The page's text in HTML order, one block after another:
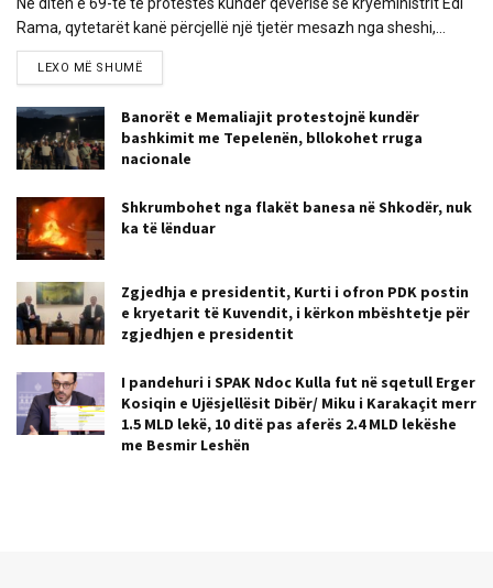
Rama, qytetarët kanë përcjellë një tjetër mesazh nga sheshi,...
LEXO MË SHUMË
Banorët e Memaliajit protestojnë kundër
bashkimit me Tepelenën, bllokohet rruga
nacionale
Shkrumbohet nga flakët banesa në Shkodër, nuk
ka të lënduar
Zgjedhja e presidentit, Kurti i ofron PDK postin
e kryetarit të Kuvendit, i kërkon mbështetje për
zgjedhjen e presidentit
I pandehuri i SPAK Ndoc Kulla fut në sqetull Erger
Kosiqin e Ujësjellësit Dibër/ Miku i Karakaçit merr
1.5 MLD lekë, 10 ditë pas aferës 2.4 MLD lekëshe
me Besmir Leshën